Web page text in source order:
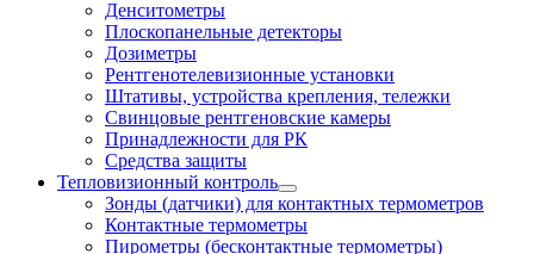
Денситометры
Плоскопанельные детекторы
Дозиметры
Рентгенотелевизионные установки
Штативы, устройства крепления, тележки
Свинцовые рентгеновские камеры
Принадлежности для РК
Средства защиты
Тепловизионный контроль
Зонды (датчики) для контактных термометров
Контактные термометры
Пирометры (бесконтактные термометры)